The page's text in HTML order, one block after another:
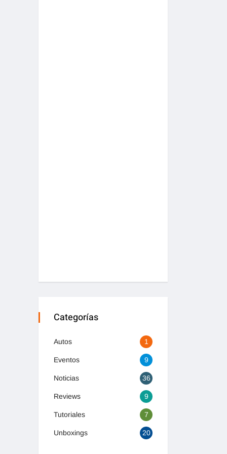
Categorías
Autos 1
Eventos 9
Noticias 36
Reviews 9
Tutoriales 7
Unboxings 20